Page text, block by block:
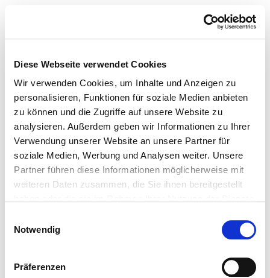
Diese Webseite verwendet Cookies
Wir verwenden Cookies, um Inhalte und Anzeigen zu
personalisieren, Funktionen für soziale Medien anbieten
zu können und die Zugriffe auf unsere Website zu
analysieren. Außerdem geben wir Informationen zu Ihrer
Verwendung unserer Website an unsere Partner für
soziale Medien, Werbung und Analysen weiter. Unsere
Partner führen diese Informationen möglicherweise mit
weiteren Daten zusammen, die Sie ihnen bereitgestellt
Notwendig
Präferenzen